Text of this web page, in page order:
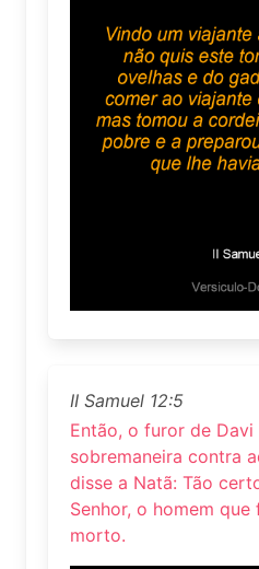
II Samuel 12:5
Então, o furor de Davi
sobremaneira contra
disse a Natã: Tão
Senhor, o homem
morto.